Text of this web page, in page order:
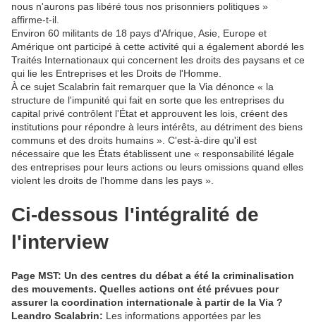
nous n'aurons pas libéré tous nos prisonniers politiques »
affirme-t-il.
Environ 60 militants de 18 pays d'Afrique, Asie, Europe et
Amérique ont participé à cette activité qui a également abordé les
Traités Internationaux qui concernent les droits des paysans et ce
qui lie les Entreprises et les Droits de l'Homme.
À ce sujet Scalabrin fait remarquer que la Via dénonce « la
structure de l'impunité qui fait en sorte que les entreprises du
capital privé contrôlent l'État et approuvent les lois, créent des
institutions pour répondre à leurs intérêts, au détriment des biens
communs et des droits humains ». C'est-à-dire qu'il est
nécessaire que les États établissent une « responsabilité légale
des entreprises pour leurs actions ou leurs omissions quand elles
violent les droits de l'homme dans les pays ».
Ci-dessous l'intégralité de
l'interview
Page MST: Un des centres du débat a été la criminalisation
des mouvements. Quelles actions ont été prévues pour
assurer la coordination internationale à partir de la Via ?
Leandro Scalabrin: Les informations apportées par les